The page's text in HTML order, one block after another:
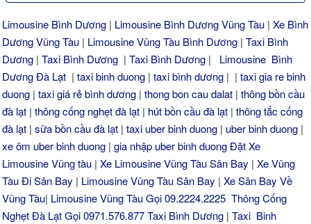
Limousine Bình Dương | Limousine Bình Dương Vũng Tàu |Xe Bình
Dương Vũng Tàu | Limousine Vũng Tàu Bình Dương |Taxi Bình
Dương |Taxi Bình Dương |Taxi Bình Dương | Limousine Bình
Dương Đà Lạt |taxi binh duong |taxi bình dương | | taxi gia re binh
duong | taxi giá rẻ bình dương |thong bon cau dalat | thông bồn cầu
đà lạt |thông cống nghẹt đà lạt | hút bồn cầu đà lạt |thông tắc cống
đà lạt |sữa bồn cầu đà lạt |taxi uber binh duong | uber binh duong |
xe ôm uber binh duong |gia nhập uber binh duong Đặt Xe
Limousine Vũng tàu |Xe Limousine Vũng Tàu Sân Bay |Xe Vũng
Tàu Đi Sân Bay | Limousine Vũng Tàu Sân Bay |Xe Sân Bay Về
Vũng Tàu| Limousine Vũng Tàu Gọi 09.2224.2225 Thông Cống
Nghẹt Đà Lạt Gọi 0971.576.877 Taxi Bình Dương |Taxi Binh